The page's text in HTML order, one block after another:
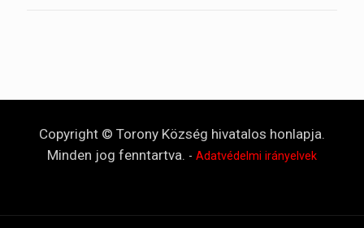
Copyright © Torony Község hivatalos honlapja.
Minden jog fenntartva. - Adatvédelmi irányelvek